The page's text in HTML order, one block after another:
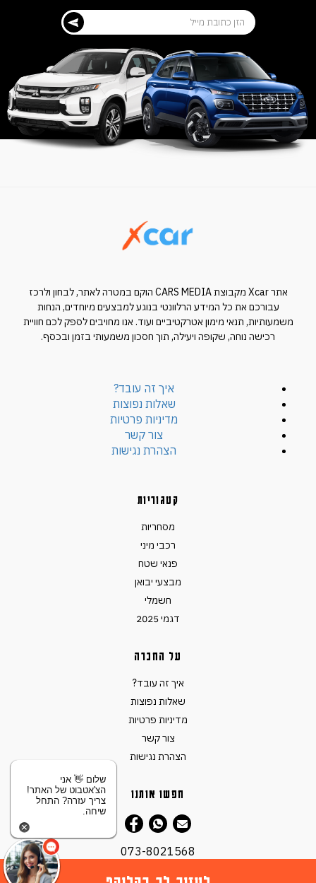
אתר Xcar מקבוצת CARS MEDIA הוקם במטרה לאתר, לבחון ולרכז
עבורכם את כל המידע הרלוונטי בנוגע למבצעים מיוחדים, הנחות
משמעותיות, תנאי מימון אטרקטיביים ועוד. אנו מחויבים לספק לכם חוויית
רכישה נוחה, שקופה ויעילה, תוך חסכון משמעותי בזמן ובכסף.
איך זה עובד?
שאלות נפוצות
מדיניות פרטיות
צור קשר
הצהרת נגישות
קטגוריות
מסחריות
רכבי מיני
פנאי שטח
מבצעי יבואן
חשמלי
דגמי 2025
על החברה
איך זה עובד?
שאלות נפוצות
מדיניות פרטיות
צור קשר
הצהרת נגישות
חפשו אותנו
073-8021568
שלום 👋 אני
הצ'אטבוט של האתר!
צריך עזרה? התחל
שיחה.